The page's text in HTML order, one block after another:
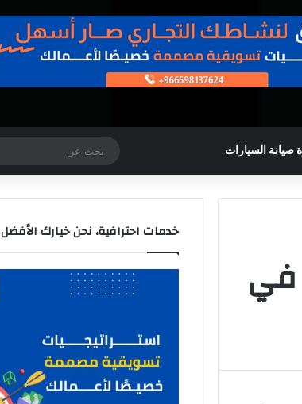
صيانة السيارات
في
خدمات احترافية، نحن خيارك الأفضل